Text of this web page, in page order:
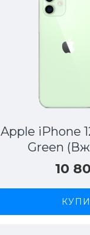
Apple iPhone
Green
10